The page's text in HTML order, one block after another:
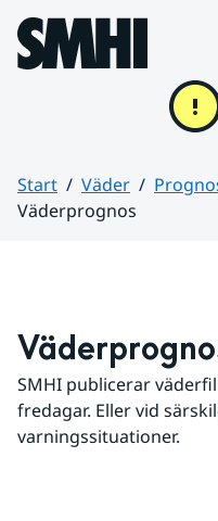
Hoppa till sidans innehåll
Start Väder
Väderprognos
SMHI publicerar
fredagar. Eller vid
varningssituationer.